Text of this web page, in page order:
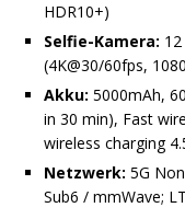
HDR10+)
Selfie-Kamera:
(4K@30/60fps,
Akku: 5000mAh,
in 30 min), Fast
wireless charging
Netzwerk: 5G
Sub6 / mmWave;